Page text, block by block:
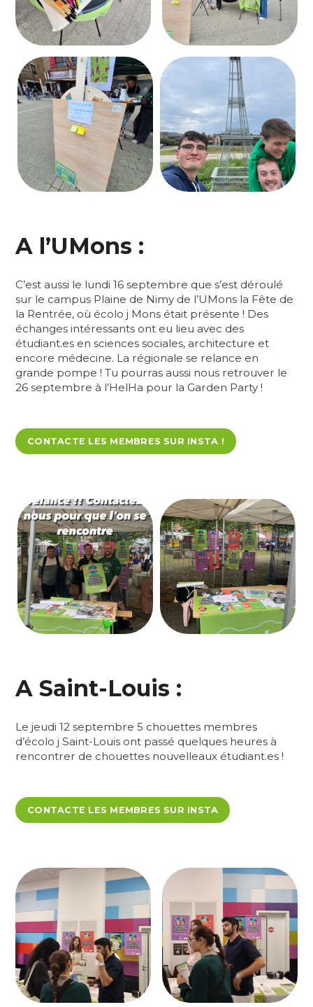
A l’UMons :
C’est aussi le lundi 16 septembre que s’est déroulé
sur le campus Plaine de Nimy de l’UMons la Fête de
la Rentrée, où écolo j Mons était présente ! Des
échanges intéressants ont eu lieu avec des
étudiant.es en sciences sociales, architecture et
encore médecine. La régionale se relance en
grande pompe ! Tu pourras aussi nous retrouver le
26 septembre à l’HelHa pour la Garden Party !
CONTACTE LES MEMBRES SUR INSTA !
A Saint-Louis :
Le jeudi 12 septembre 5 chouettes membres
d’écolo j Saint-Louis ont passé quelques heures à
rencontrer de chouettes nouvelleaux étudiant.es !
CONTACTE LES MEMBRES SUR INSTA